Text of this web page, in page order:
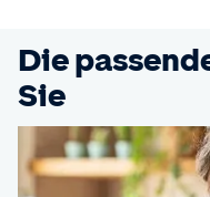
Die
Sie